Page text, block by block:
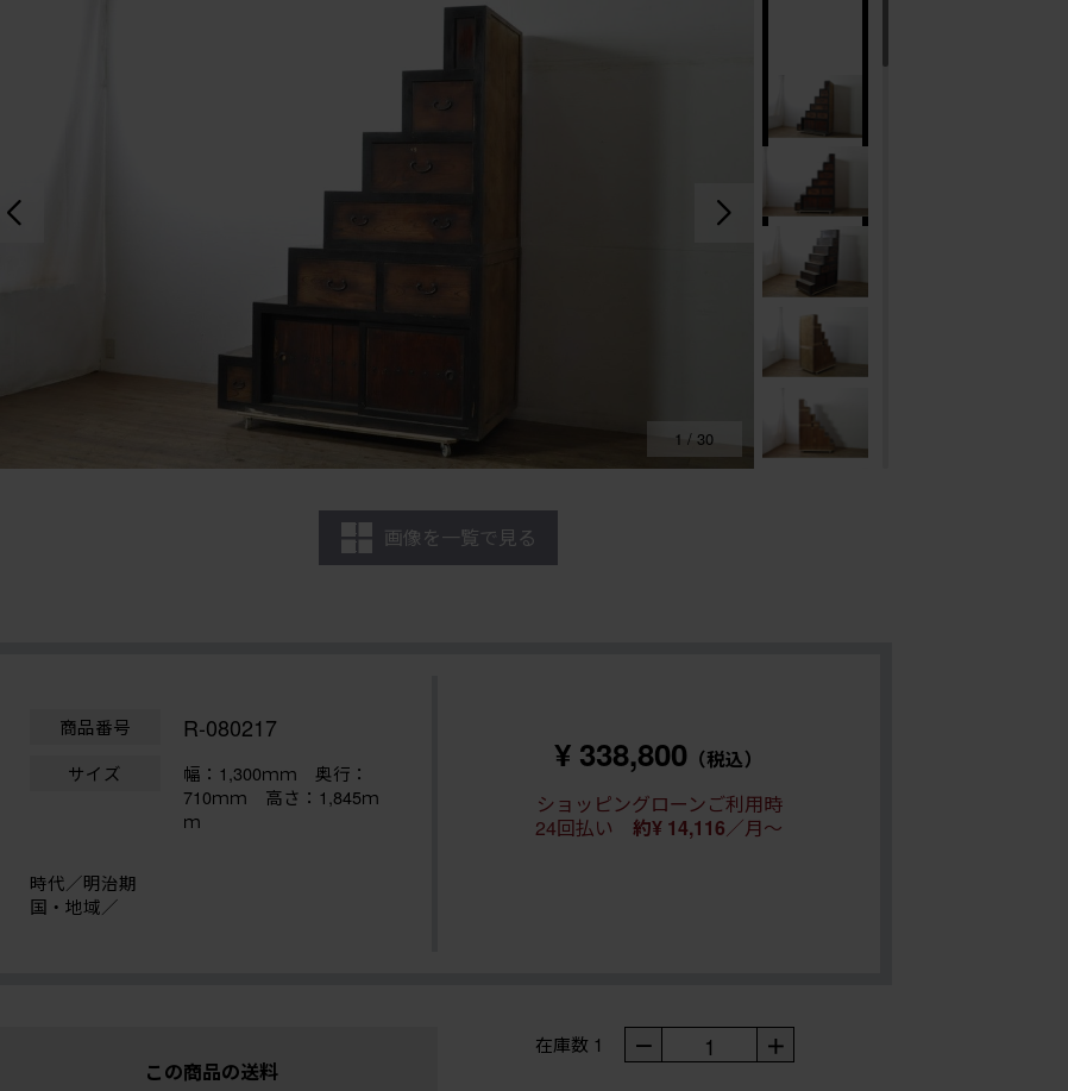
1 /30
画像を一覧で見る
商品番号 R-080217
サイズ 幅：1,300ｍｍ 奥行：
710ｍｍ 高さ：1,845ｍ
ｍ
時代／明治期
国・地域／
¥ 338,800 （税込）
ショッピングローンご利用時
24回払い約¥ 14,116／月～
この商品の送料
在庫数 1 － 1 ＋